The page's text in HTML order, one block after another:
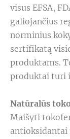
visus EFSA,
galiojančius
norminius
sertifikatą
produktams.
produktai turi
Natūralūs
Maišyti
antioksidantai